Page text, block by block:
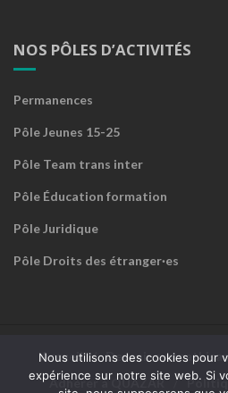
NOS PÔLES D’ACTIVITÉS
Permanences
Pôle Jeunes 15-25
Pôle Team trans inter
Pôle Éducation formation
Pôle Juridique
Pôle Droits des étranger·es
Accueil
Devenir
Adhérer à QUAZAR
Nous utilisons des cookies pour
expérience sur notre site web. Si